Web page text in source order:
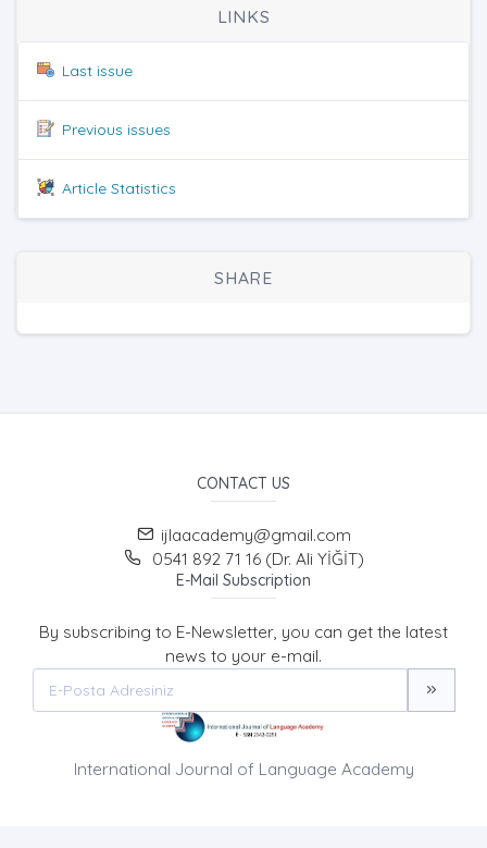
LINKS
Last issue
Previous issues
Article Statistics
SHARE
CONTACT US
ijlaacademy@gmail.com
0541 892 71 16 (Dr. Ali YİĞİT)
E-Mail Subscription
By subscribing to E-Newsletter, you can get the latest
news to your e-mail.
International Journal of Language Academy